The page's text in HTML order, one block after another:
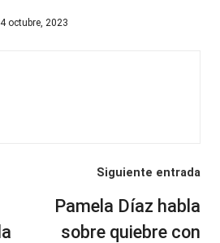
octubre, 2023
Siguiente entrada
Pamela Díaz habla
sobre quiebre con